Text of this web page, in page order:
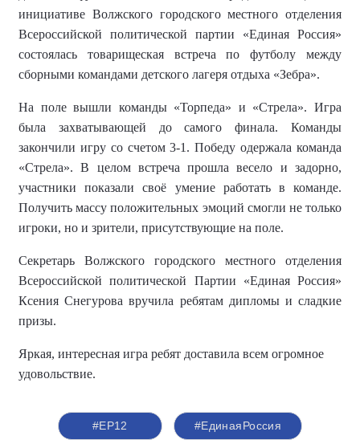
инициативе Волжского городского местного отделения
Всероссийской политической партии «Единая Россия»
состоялась товарищеская встреча по футболу между
сборными командами детского лагеря отдыха «Зебра».
На поле вышли команды «Торпеда» и «Стрела». Игра
была захватывающей до самого финала. Команды
закончили игру со счетом 3-1. Победу одержала команда
«Стрела». В целом встреча прошла весело и задорно,
участники показали своё умение работать в команде.
Получить массу положительных эмоций смогли не только
игроки, но и зрители, присутствующие на поле.
Секретарь Волжского городского местного отделения
Всероссийской политической Партии «Единая Россия»
Ксения Снегурова вручила ребятам дипломы и сладкие
призы.
Яркая, интересная игра ребят доставила всем огромное
удовольствие.
#ЕР12 #ЕдинаяРоссия